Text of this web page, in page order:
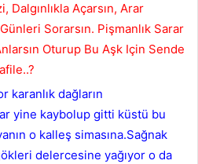
Dalgınlıkla Açarsın, Arar
Sorarsın. Pişmanlık Sarar
Oturup Bu Aşk Için Sende
karanlık dağların
yine kaybolup gitti küstü bu
o kalleş simasına.Sağnak
delercesine yağıyor o da